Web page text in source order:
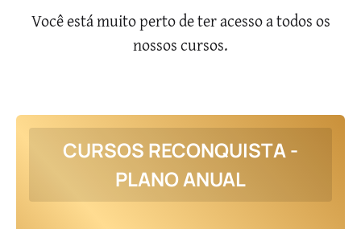
Você está muito perto de ter acesso a todos os
nossos cursos.
CURSOS RECONQUISTA -
PLANO ANUAL